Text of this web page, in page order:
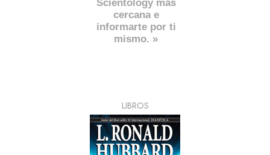
Scientology más
cercana e
informarte por ti
mismo. »
LIBROS